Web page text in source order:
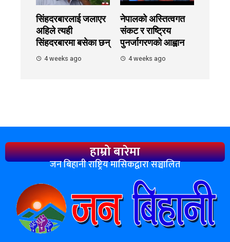
सिंहदरबारलाई जलाएर
अहिले त्यही
सिंहदरबारमा बसेका छन्
4 weeks ago
नेपालको अस्तित्वगत
संकट र राष्ट्रिय
पुनर्जागरणको आह्वान
4 weeks ago
हाम्रो बारेमा
जन बिहानी राष्ट्रिय मासिकद्वारा सञ्चालित